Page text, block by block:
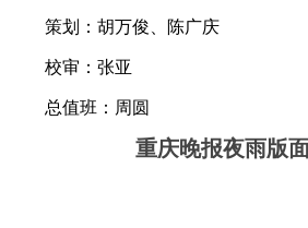
策划：胡万俊、陈广庆
校审：张亚
总值班：周圆
重庆晚报夜雨版